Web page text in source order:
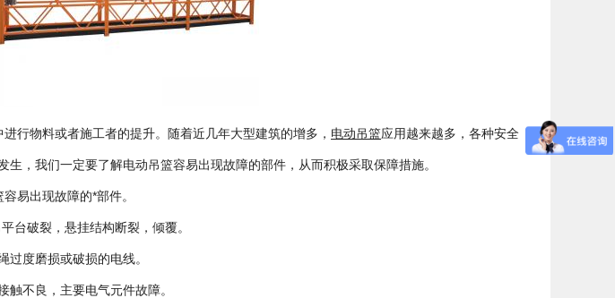
行物料或者施工者的提升。随着近几年大型建筑的增多， 电动吊篮应用越来越多，各种安全
，我们一定要了解电动吊篮容易出现故障的部件，从而积极采取保障措施。
易出现故障的*部件。
台破裂，悬挂结构断裂，倾覆。
度磨损或破损的电线。
不良，主要电气元件故障。